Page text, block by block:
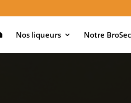
Nos liqueurs Notre